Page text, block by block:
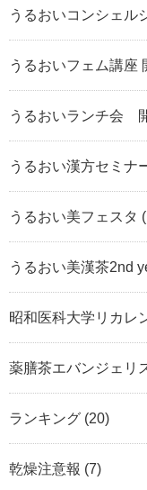
うるおいコンシェル
うるおいフェム講座
うるおいランチ会
うるおい漢方セミ
うるおい美フェスタ
うるおい美漢茶2nd
昭和医科大学リカレ
薬膳茶エバンジェリ
ランキング (20)
乾燥注意報 (7)